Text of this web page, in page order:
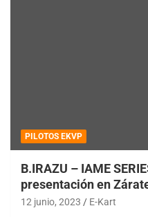
PILOTOS EKVP
B.IRAZU – IAME
presentación en
12 junio, 2023 E-Kart